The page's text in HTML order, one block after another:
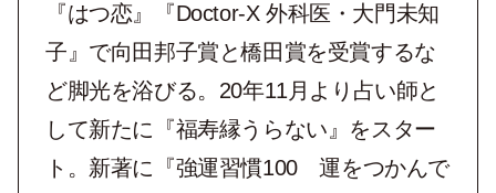
『はつ恋』『Doctor-X 外科医・大門未知
子』で向田邦子賞と橋田賞を受賞するな
ど脚光を浴びる。20年11月より占い師と
して新たに『福寿縁うらない』をスター
ト。新著に『強運習慣100 運をつかんで